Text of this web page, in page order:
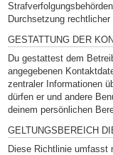
Durchsetzung
GESTATTUNG DER
Du gestattest dem
angegebenen
zentraler Informationen
dürfen er und andere
deinem persönlichen
GELTUNGSBEREICH
Diese Richtlinie umfasst